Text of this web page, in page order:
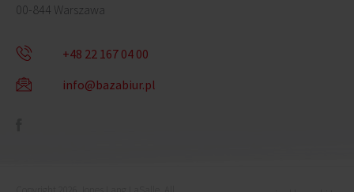
00-844 Warszawa
+48 22 167 04 00
info@bazabiur.pl